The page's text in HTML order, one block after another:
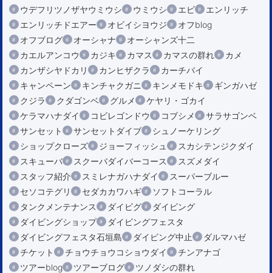
ウデフリツノザヤウミウシ
ウミウシ エビ
エンリッチ
エンリッチドエアー
オビイシヨウジ
オフblog
オフブログ
オーシャナ
オーシャンズ十二
カエルアンコウ
カジキ カマス カマスの群れ
カメ
カンザシヤドカリ
カンヒザクラ
カーチバイ
キャンペーン
キンチャクガニ キンメモドキ
ギンガハゼ
クジラ
クダゴンベ グルメ
ケヤリ・ゴカイ
ケラマハナダイ
コビレゴンドウ コブシメ
サラサゴンベ
サンセット
サンセットダイブ
シュノーケリング
ショップクローズ
ジョーフィッシュ
スカシテンジクダイ
スキューバ
スクーバダイバーコース
スズメダイ
スタッフ紹介
スミレナガハナダイ
スーパーブルー
セソコテグリ
セダカカワハギ
ソフトコーラル
タンクメンテナンス
ダイビグ
ダイビング
ダイビングショップ
ダイビングフェスタ
ダイビングフェスタ石垣島
ダイビング中止
ダルマハゼ
チケット
チョウチョウコショウダイ
チンアナゴ
ツアーblog
ツアーブログ
ツノダシの群れ